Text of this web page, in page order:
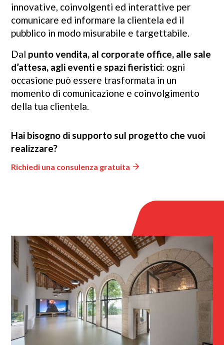
innovative, coinvolgenti ed interattive per
comunicare ed informare la clientela ed il
pubblico in modo misurabile e targettabile.
Dal punto vendita, al corporate office, alle sale
d’attesa, agli eventi e spazi fieristici: ogni
occasione può essere trasformata in un
momento di comunicazione e coinvolgimento
della tua clientela.
Hai bisogno di supporto sul progetto che vuoi
realizzare?
Richiedi una consulenza gratuita